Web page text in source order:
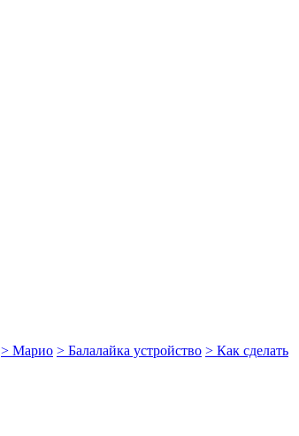
> Марио > Балалайка устройство > Как сделать